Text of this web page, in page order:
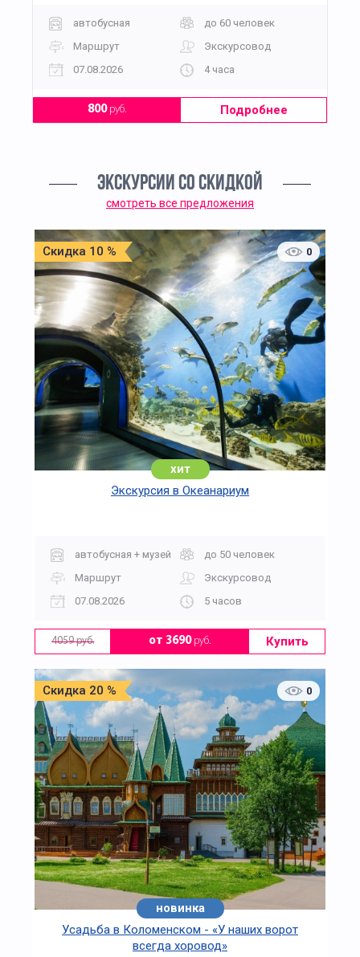
автобусная
до 60 человек
Маршрут
Экскурсовод
07.08.2026
4 часа
800руб. Подробнее
ЭКСКУРСИИ СО СКИДКОЙ
смотреть все предложения
Скидка 10 % 0
хит
Экскурсия в Океанариум
автобусная + музей
до 50 человек
Маршрут
Экскурсовод
07.08.2026
5 часов
4059 руб. от 3690руб. Купить
Скидка 20 % 0
новинка
Усадьба в Коломенском - «У наших ворот
всегда хоровод»